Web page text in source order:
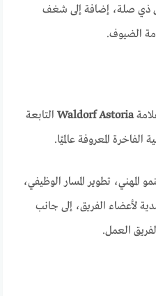
ذي صلة، إضافة إلى شغف
الضيوف.
Waldorf Astoria التابعة
المعروفة عالميًا.
المهني، تطوير المسار الوظيفي،
لأعضاء الفريق، إلى جانب
العمل.